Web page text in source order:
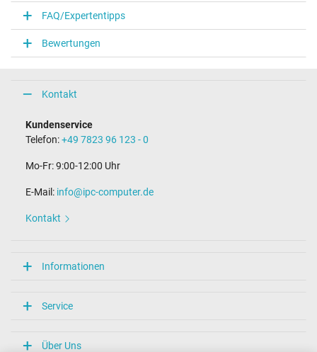
FAQ/Expertentipps
Bewertungen
Kontakt
Kundenservice
Telefon:+49 7823 96 123 - 0
Mo-Fr: 9:00-12:00 Uhr
E-Mail: info@ipc-computer.de
Kontakt
Informationen
Service
Über Uns